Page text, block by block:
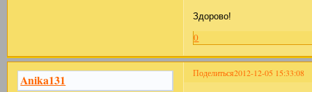
Здорово!
0
Поделиться2012-12-05 15:33:08
Anika131